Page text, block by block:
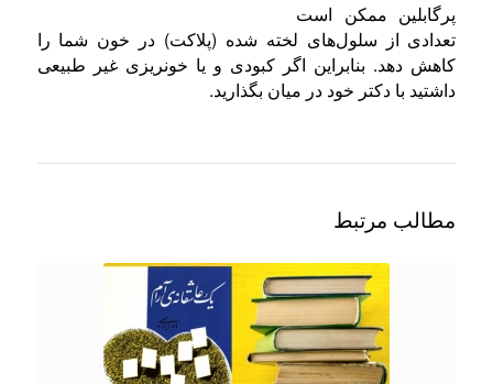
پرگابلین ممکن است
تعدادی از سلول‌های لخته شده (پلاکت) در خون شما را
کاهش دهد. بنابراین اگر کبودی و یا خونریزی غیر طبیعی
داشتید با دکتر خود در میان بگذارید.
مطالب مرتبط